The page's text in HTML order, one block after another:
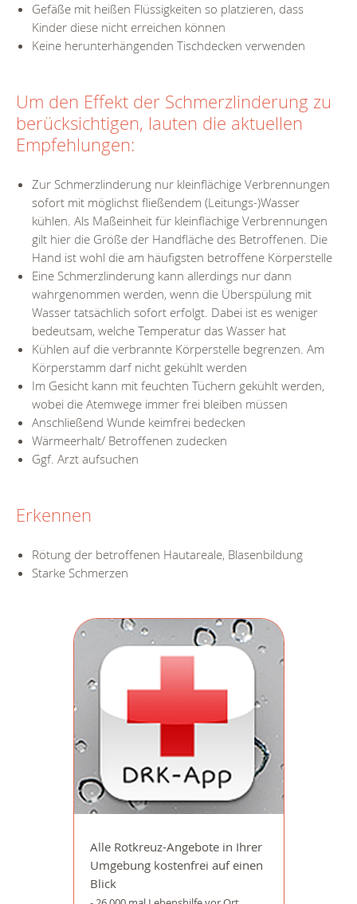
Gefäße mit heißen Flüssigkeiten so platzieren, dass
Kinder diese nicht erreichen können
Keine herunterhängenden Tischdecken verwenden
Um den Effekt der Schmerzlinderung zu
berücksichtigen, lauten die aktuellen
Empfehlungen:
Zur Schmerzlinderung nur kleinflächige Verbrennungen
sofort mit möglichst fließendem (Leitungs-)Wasser
kühlen. Als Maßeinheit für kleinflächige Verbrennungen
gilt hier die Größe der Handfläche des Betroffenen. Die
Hand ist wohl die am häufigsten betroffene Körperstelle
Eine Schmerzlinderung kann allerdings nur dann
wahrgenommen werden, wenn die Überspülung mit
Wasser tatsächlich sofort erfolgt. Dabei ist es weniger
bedeutsam, welche Temperatur das Wasser hat
Kühlen auf die verbrannte Körperstelle begrenzen. Am
Körperstamm darf nicht gekühlt werden
Im Gesicht kann mit feuchten Tüchern gekühlt werden,
wobei die Atemwege immer frei bleiben müssen
Anschließend Wunde keimfrei bedecken
Wärmeerhalt/ Betroffenen zudecken
Ggf. Arzt aufsuchen
Erkennen
Rötung der betroffenen Hautareale, Blasenbildung
Starke Schmerzen
Alle Rotkreuz-Angebote in Ihrer
Umgebung kostenfrei auf einen
Blick